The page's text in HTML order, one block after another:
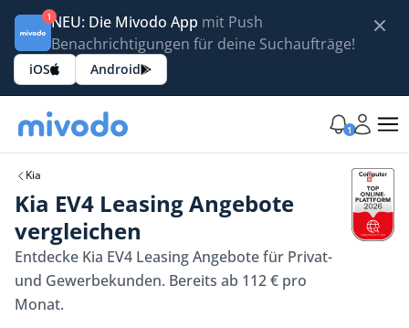
1NEU: Die Mivodo App mit Push
Benachrichtigungen für deine Suchaufträge!
iOS Android
1
Kia
Kia EV4 Leasing Angebote
vergleichen
Entdecke Kia EV4 Leasing Angebote für Privat-
und Gewerbekunden. Bereits ab 112 € pro
Monat.